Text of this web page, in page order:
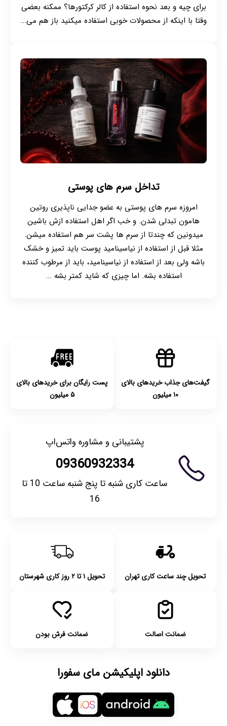
برای چیه و بعد نحوه استفاده از کالر کرکتورها؟ ممکنه بعضی
وقتا با اینکه از محصولات خوبی استفاده میکنید باز هم می...
تداخل سرم های پوستی
امروزه سرم های پوستی به عضو جدایی ناپذیری روتین
هامون تبدلی شدن. و خب اگر اهل استفاده ازش باشین
میدونین که چندتا از سرم ها پشت سر هم استفاده میشن.
مثلا قبل از استفاده از نیاسینامید پوست باید تمیز و خشک
باشه ولی بعد از استفاده از نیاسینامید، باید از مرطوب کننده
استفاده بشه. اما چیزی که شاید کمتر بشه ...
گیفت‌های جذاب خریدهای بالای
۱۰ میلیون
پست رایگان برای خریدهای بالای
۵ میلیون
پشتیبانی و مشاوره واتس‌اپ
09360932334
ساعت کاری شنبه تا پنج شنبه ساعت 10 تا
16
تحویل چند ساعت کاری تهران تحویل ۱ تا ۲ روز کاری شهرستان
ضمانت اصالت ضمانت فرش بودن
دانلود اپلیکیشن مای سفورا